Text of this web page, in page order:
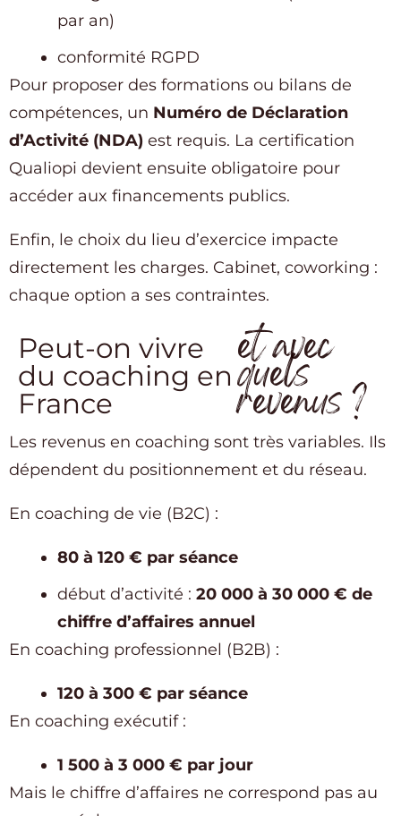
par an)
conformité RGPD
Pour proposer des formations ou bilans de
compétences, un Numéro de Déclaration
d’Activité (NDA) est requis. La certification
Qualiopi devient ensuite obligatoire pour
accéder aux financements publics.
Enfin, le choix du lieu d’exercice impacte
directement les charges. Cabinet, coworking :
chaque option a ses contraintes.
Peut-on vivre
du coaching en
France
et avec
quels
revenus ?
Les revenus en coaching sont très variables. Ils
dépendent du positionnement et du réseau.
En coaching de vie (B2C) :
80 à 120 € par séance
début d’activité : 20 000 à 30 000 € de
chiffre d’affaires annuel
En coaching professionnel (B2B) :
120 à 300 € par séance
En coaching exécutif :
1 500 à 3 000 € par jour
Mais le chiffre d’affaires ne correspond pas au